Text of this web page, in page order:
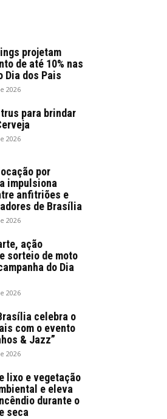
projetam
de até 10% nas
Dia dos Pais
2026
para brindar
2026
por
impulsiona
anfitriões e
de Brasília
2026
ação
sorteio de moto
do Dia
2026
celebra o
com o evento
& Jazz”
2026
lixo e vegetação
e eleva
durante o
seca